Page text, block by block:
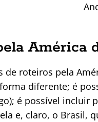
América
de roteiros pela
diferente; é
é possível
e, claro, o Brasil,